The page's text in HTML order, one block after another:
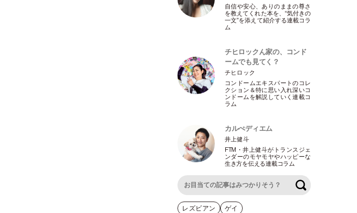
自信や安心、ありのままの尊さ
を教えてくれた本を、“気付きの
一文”を添えて紹介する連載コラ
ム
チヒロックん家の、コンド
ームでも見てく？
チヒロック
コンドームエキスパートのコレ
クション＆特に思い入れ深いコ
ンドームを解説していく連載コ
ラム
カルぺディエム
井上健斗
FTM ・井上健斗がトランスジェ
ンダーのモヤモヤやハッピーな
生き方を伝える連載コラム
レズビアン
ゲイ